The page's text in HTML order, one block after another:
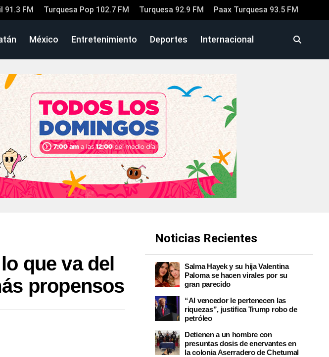
91.3 FM Turquesa Pop 102.7 FM Turquesa 92.9 FM Paax Turquesa 93.5 FM
México Entretenimiento Deportes Internacional
que va del
propensos
Noticias Recientes
Salma Hayek y su hija Valentina
Paloma se hacen virales por su
gran parecido
“Al vencedor le pertenecen las
riquezas”, justifica Trump robo de
petróleo
Detienen a un hombre con
presuntas dosis de enervantes en
la colonia Aserradero de Chetumal